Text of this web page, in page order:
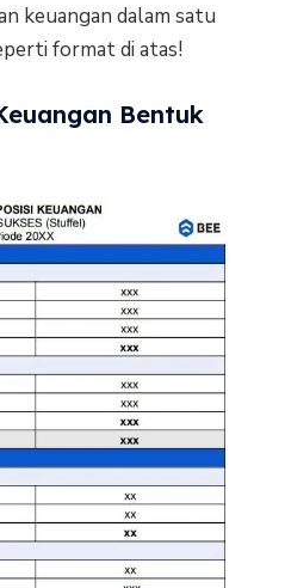
keuangan dalam satu
format di atas!
Bentuk